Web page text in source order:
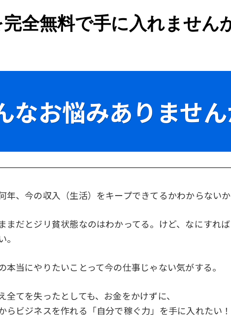
完全無料で手に入れません
なお悩みありませ
年、今の収入（生活）をキープできてるかわからない
まだとジリ貧状態なのはわかってる。けど、なにすれ
。
本当にやりたいことって今の仕事じゃない気がする。
全てを失ったとしても、お金をかけずに、
らビジネスを作れる「自分で稼ぐ力」を手に入れたい！